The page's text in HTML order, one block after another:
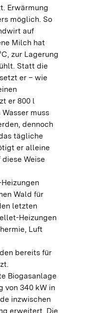
Erwärmung
möglich. So
auf
Milch hat
zur Lagerung
Statt die
er – wie
er 800 l
muss
dennoch
tägliche
er alleine
Weise
Wald für
letzten
Heizungen
Luft
bereits für
Biogasanlage
von 340 kW in
inzwischen
erweitert. Die